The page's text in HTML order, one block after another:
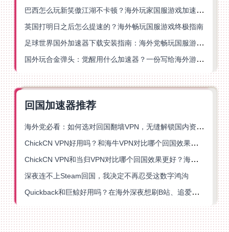
巴西怎么玩新笑傲江湖不卡顿？海外玩家国服游戏加速终极指南（附猫和老鼠一梦江湖实测）
英国打明日之后怎么提速的？海外畅玩国服游戏终极指南
足球世界国外加速器下载安装指南：海外党畅玩国服游戏的终极解决方案
国外玩合金弹头：觉醒用什么加速器？一份写给海外游子的畅玩指南
回国加速器推荐
海外党必看：如何选对回国翻墙VPN，无缝解锁国内资源？
ChickCN VPN好用吗？和海牛VPN对比哪个回国效果更好？
ChickCN VPN和当归VPN对比哪个回国效果更好？海外党亲测后选了它
深夜连不上Steam回国，我决定不再忍受这数字鸿沟
Quickback和巨鲸好用吗？在海外深夜想刷B站、追爱奇艺的你，或许正需要这份答案